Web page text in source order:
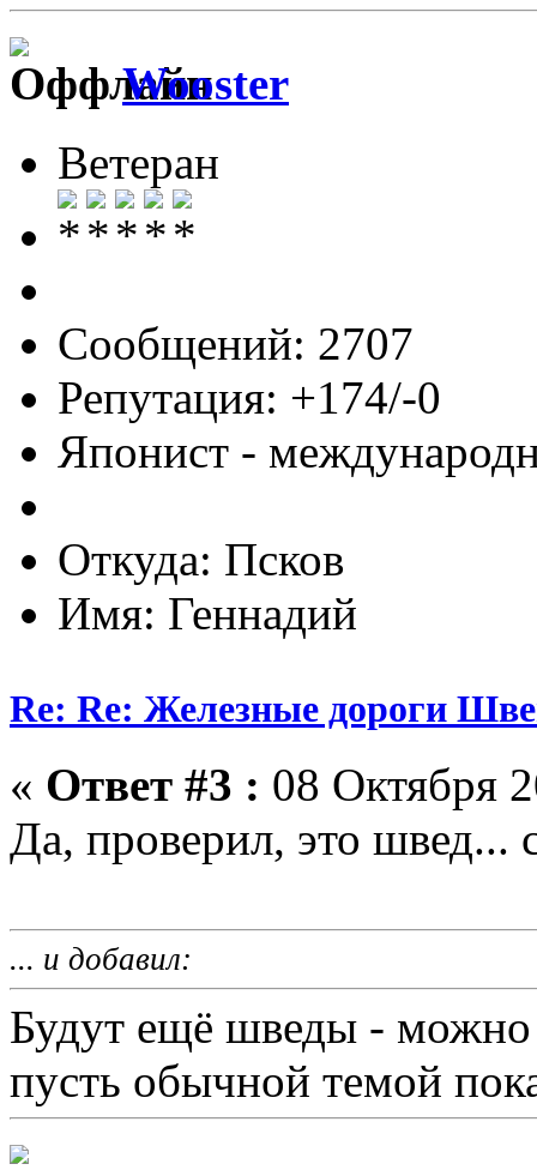
Wooster
Ветеран
Сообщений: 2707
Репутация: +174/-0
Японист -
Откуда: Псков
Имя: Геннадий
Re: Re: Железные дороги
« Ответ #3 : 08 Октября
Да, проверил, это швед...
... и добавил:
Будут ещё шведы - можно
пусть обычной темой